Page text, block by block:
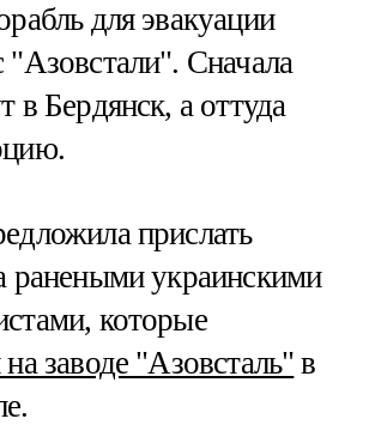
для эвакуации
"Азовстали". Сначала
в Бердянск, а оттуда
прислать
ранеными украинскими
которые
на заводе "Азовсталь" в